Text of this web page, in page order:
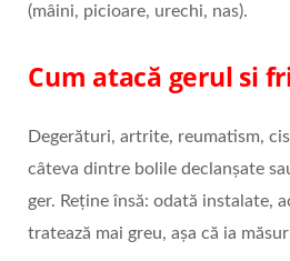
(mâini, picioare, urechi, nas).
Cum atacă gerul si
Degerături, artrite, reumatism,
câteva dintre bolile declanșate
ger. Reține însă: odată instalate,
tratează mai greu, așa că ia